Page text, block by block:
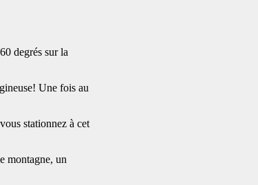
degrés sur la
Une fois au
stationnez à cet
montagne, un